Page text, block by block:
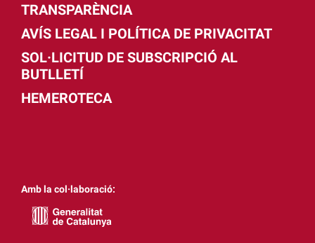
TRANSPARÈNCIA
AVÍS LEGAL I POLÍTICA DE PRIVACITAT
SOL·LICITUD DE SUBSCRIPCIÓ AL
BUTLLETÍ
HEMEROTECA
Amb la col·laboració: